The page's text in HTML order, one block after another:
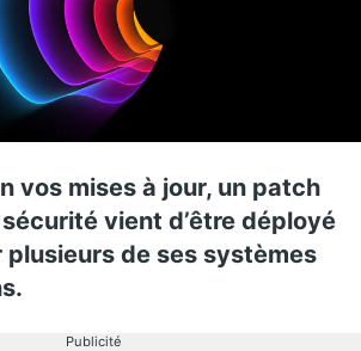
vos mises à jour, un patch
vient d’être déployé
plusieurs de ses systèmes
Publicité